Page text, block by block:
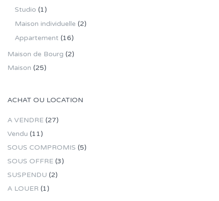
Studio (1)
Maison individuelle (2)
Appartement (16)
Maison de Bourg (2)
Maison (25)
ACHAT OU LOCATION
A VENDRE (27)
Vendu (11)
SOUS COMPROMIS (5)
SOUS OFFRE (3)
SUSPENDU (2)
A LOUER (1)